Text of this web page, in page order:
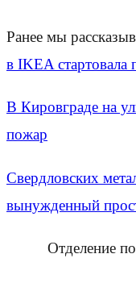
Ранее мы
в IKEA стартовала
В Кировграде на
пожар
Свердловских
вынужденный
Отделение